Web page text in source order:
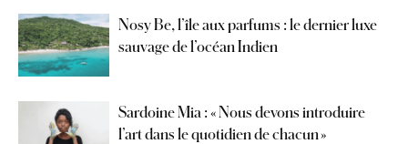
Nosy Be, l’île aux parfums : le dernier luxe
sauvage de l’océan Indien
Sardoine Mia : « Nous devons introduire
l’art dans le quotidien de chacun »